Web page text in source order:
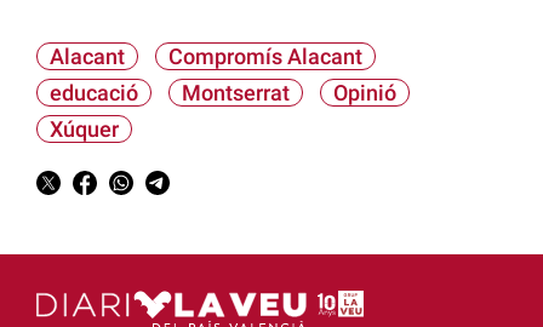
Alacant
Compromís Alacant
educació
Montserrat
Opinió
Xúquer